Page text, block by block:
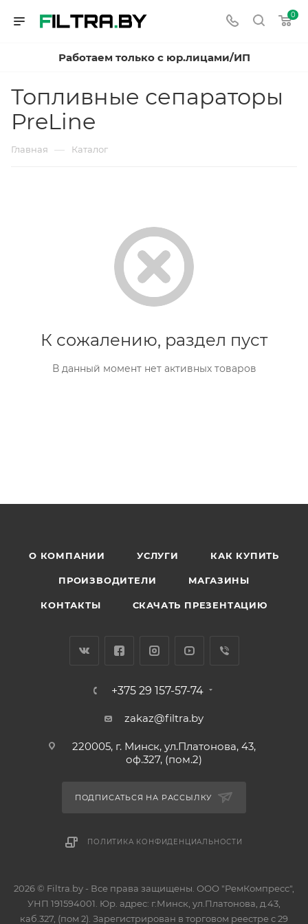
0
Работаем только с юр.лицами/ИП
Топливные сепараторы
PreLine
Главная — Каталог
К сожалению, раздел пуст
В данный момент нет активных товаров
О КОМПАНИИ УСЛУГИ КАК КУПИТЬ
ПРОИЗВОДИТЕЛИ МАГАЗИНЫ
КОНТАКТЫ СКАЧАТЬ ПРЕЗЕНТАЦИЮ
+375 29 157-57-74
zakaz@filtra.by
220005, г. Минск, ул.Платонова, 43,
оф.327, (пом.2)
ПОДПИСАТЬСЯ НА РАССЫЛКУ
ПОЛИТИКА КОНФИДЕНЦИАЛЬНОСТИ
2026 © Filtra.by - Все права защищены. ООО "РемКомпресс",
УНП 191594001. Юр. адрес: г.Минск, ул.Платонова, д.43,
каб.327, (пом 2). Зарегистрирован в торговом реестре с 29